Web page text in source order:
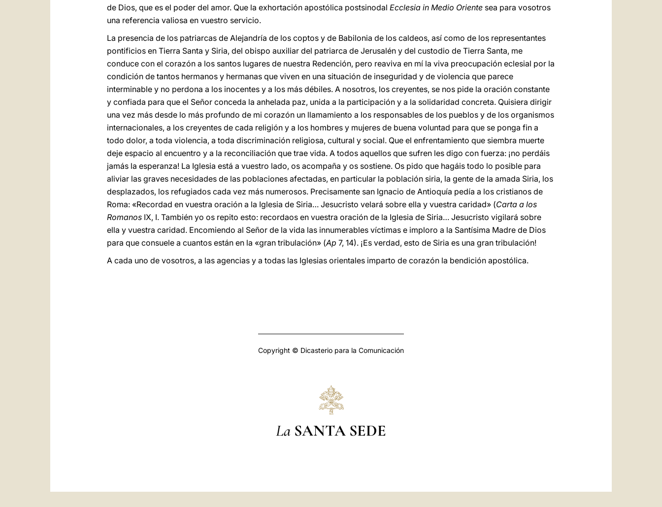
de Dios, que es el poder del amor. Que la exhortación apostólica postsinodal Ecclesia in Medio Oriente sea para vosotros
una referencia valiosa en vuestro servicio.
La presencia de los patriarcas de Alejandría de los coptos y de Babilonia de los caldeos, así como de los representantes
pontificios en Tierra Santa y Siria, del obispo auxiliar del patriarca de Jerusalén y del custodio de Tierra Santa, me
conduce con el corazón a los santos lugares de nuestra Redención, pero reaviva en mí la viva preocupación eclesial por la
condición de tantos hermanos y hermanas que viven en una situación de inseguridad y de violencia que parece
interminable y no perdona a los inocentes y a los más débiles. A nosotros, los creyentes, se nos pide la oración constante
y confiada para que el Señor conceda la anhelada paz, unida a la participación y a la solidaridad concreta. Quisiera dirigir
una vez más desde lo más profundo de mi corazón un llamamiento a los responsables de los pueblos y de los organismos
internacionales, a los creyentes de cada religión y a los hombres y mujeres de buena voluntad para que se ponga fin a
todo dolor, a toda violencia, a toda discriminación religiosa, cultural y social. Que el enfrentamiento que siembra muerte
deje espacio al encuentro y a la reconciliación que trae vida. A todos aquellos que sufren les digo con fuerza: ¡no perdáis
jamás la esperanza! La Iglesia está a vuestro lado, os acompaña y os sostiene. Os pido que hagáis todo lo posible para
aliviar las graves necesidades de las poblaciones afectadas, en particular la población siria, la gente de la amada Siria, los
desplazados, los refugiados cada vez más numerosos. Precisamente san Ignacio de Antioquía pedía a los cristianos de
Roma: «Recordad en vuestra oración a la Iglesia de Siria… Jesucristo velará sobre ella y vuestra caridad» (Carta a los
Romanos IX, I. También yo os repito esto: recordaos en vuestra oración de la Iglesia de Siria… Jesucristo vigilará sobre
ella y vuestra caridad. Encomiendo al Señor de la vida las innumerables víctimas e imploro a la Santísima Madre de Dios
para que consuele a cuantos están en la «gran tribulación» (Ap 7, 14). ¡Es verdad, esto de Siria es una gran tribulación!
A cada uno de vosotros, a las agencias y a todas las Iglesias orientales imparto de corazón la bendición apostólica.
Copyright © Dicasterio para la Comunicación
La SANTA SEDE